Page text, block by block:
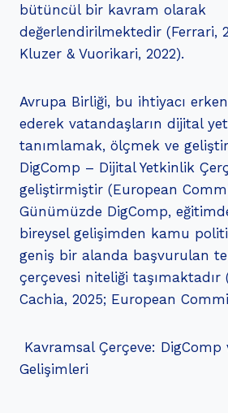
bütüncül bir kavram olarak
değerlendirilmektedir (Ferrari,
Kluzer & Vuorikari, 2022).
Avrupa Birliği, bu ihtiyacı
ederek vatandaşların dijital
tanımlamak, ölçmek ve
DigComp – Dijital Yetkinlik
geliştirmiştir (European
Günümüzde DigComp,
bireysel gelişimden kamu
geniş bir alanda başvurulan
çerçevesi niteliği taşımaktadır
Cachia, 2025; European
Kavramsal Çerçeve: DigComp
Gelişimleri